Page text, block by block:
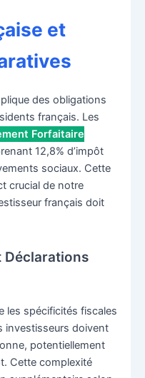
et
des obligations
français. Les
Forfaitaire
12,8% d’impôt
sociaux. Cette
crucial de notre
français doit
Déclarations
les spécificités fiscales
investisseurs doivent
potentiellement
Cette complexité